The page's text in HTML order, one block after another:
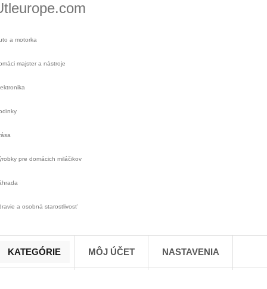
a motorka
majster a nástroje
pre domácich miláčikov
a osobná starostlivosť
KATEGÓRIE MÔJ ÚČET NASTAVENIA